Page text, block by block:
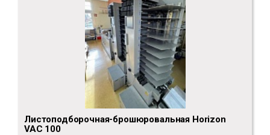
Листоподборочная-брошюровальная Horizon
VAC 100